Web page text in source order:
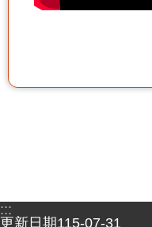
:::
更新日期115-07-31